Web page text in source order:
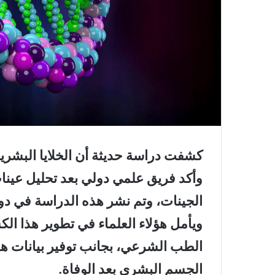
كشفت دراسة حديثة أن الخلايا
وأكد فريق علمي دولي بعد تحليل
الجينات، وتم نشر هذه الدراسة في
ويأمل هؤلاء العلماء في تطوير هذا
الطب الشرعي، بجانب توفير بيانات
الجسم البشري بعد الوفاة.